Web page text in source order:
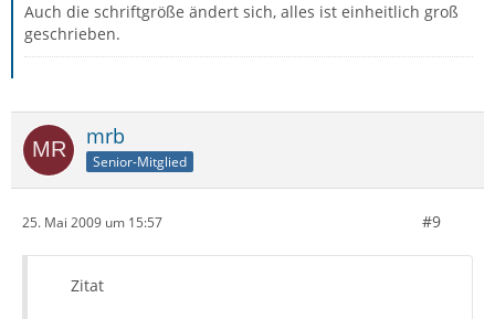
Auch die schriftgröße ändert sich, alles ist einheitlich groß
geschrieben.
mrb
Senior-Mitglied
25. Mai 2009 um 15:57 #9
Zitat